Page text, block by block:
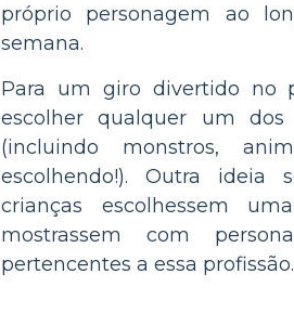
próprio personagem ao
semana.
Para um giro divertido no
escolher qualquer um dos
(incluindo monstros,
escolhendo!). Outra
crianças escolhessem
mostrassem com
pertencentes a essa profissão.